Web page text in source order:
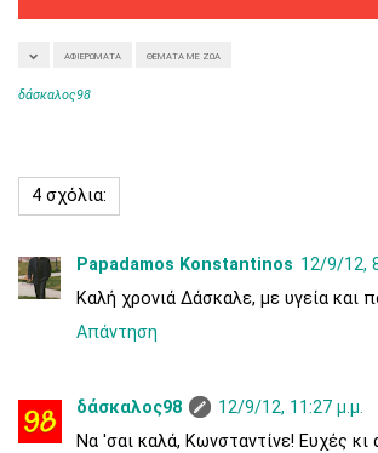
ΑΦΙΕΡΏΜΑΤΑ ΘΈΜΑΤΑ ΜΕ ΖΏΑ
δάσκαλος98
4 σχόλια:
Papadamos Konstantinos 12/9/12,
Καλή χρονιά Δάσκαλε, με υγεία και
Απάντηση
δάσκαλος98
12/9/12, 11:27 μ.μ.
Να 'σαι καλά, Κωνσταντίνε! Ευχές κι